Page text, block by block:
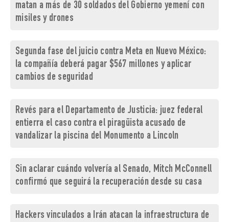
matan a más de 30 soldados del Gobierno yemení con
misiles y drones
Segunda fase del juicio contra Meta en Nuevo México:
la compañía deberá pagar $567 millones y aplicar
cambios de seguridad
Revés para el Departamento de Justicia: juez federal
entierra el caso contra el piragüista acusado de
vandalizar la piscina del Monumento a Lincoln
Sin aclarar cuándo volvería al Senado, Mitch McConnell
confirmó que seguirá la recuperación desde su casa
Hackers vinculados a Irán atacan la infraestructura de